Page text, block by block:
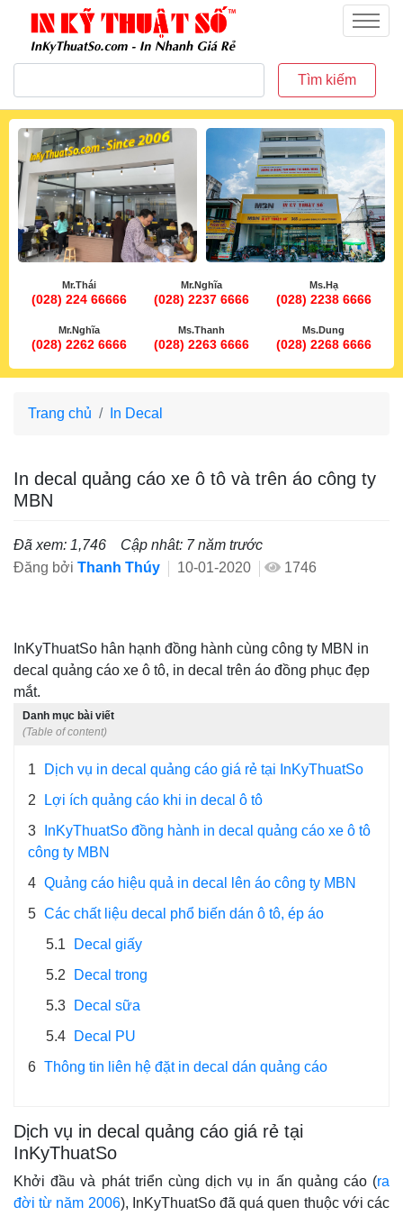
inkythuatso.com
Menu
Tìm kiếm
Mr.Thái
(028) 224 66666
Mr.Nghĩa
(028) 2237 6666
Ms.Hạ
(028) 2238 6666
Mr.Nghĩa
(028) 2262 6666
Ms.Thanh
(028) 2263 6666
Ms.Dung
(028) 2268 6666
Trang chủ In Decal
In decal quảng cáo xe ô tô và trên áo công ty
MBN
Đã xem: 1,746
Cập nhât: 7 năm trước
Đăng bởi Thanh Thúy 10-01-2020 1746
InKyThuatSo hân hạnh đồng hành cùng công ty MBN in
decal quảng cáo xe ô tô, in decal trên áo đồng phục đẹp
mắt.
Danh mục bài viết
(Table of content)
1
Dịch vụ in decal quảng cáo giá rẻ tại InKyThuatSo
2
Lợi ích quảng cáo khi in decal ô tô
3
InKyThuatSo đồng hành in decal quảng cáo xe ô tô
công ty MBN
4 Quảng cáo hiệu quả in decal lên áo công ty MBN
5 Các chất liệu decal phổ biến dán ô tô, ép áo
5.1
Decal giấy
5.2
Decal trong
5.3
Decal sữa
5.4
Decal PU
6 Thông tin liên hệ đặt in decal dán quảng cáo
Dịch vụ in decal quảng cáo giá rẻ tại
InKyThuatSo
Khởi đầu và phát triển cùng dịch vụ in ấn quảng cáo (ra
đời từ năm 2006), InKyThuatSo đã quá quen thuộc với các